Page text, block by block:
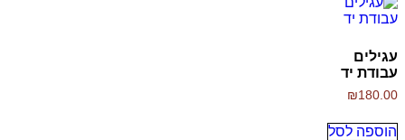
עגילים
עבודת יד
₪180.00
הוספה לסל